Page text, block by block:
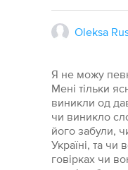
Oleksa
Я не можу
Мені тільки
виникли од
чи виникло
його забули,
Україні, та
говірках чи